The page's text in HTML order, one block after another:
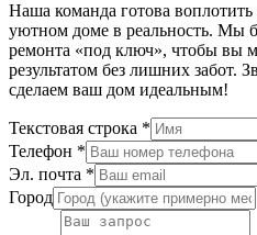
Наша команда готова
уютном доме в реальность. Мы
ремонта «под ключ», чтобы вы
результатом без лишних забот.
сделаем ваш дом идеальным!
Текстовая строка *
Телефон *
Эл. почта *
Город